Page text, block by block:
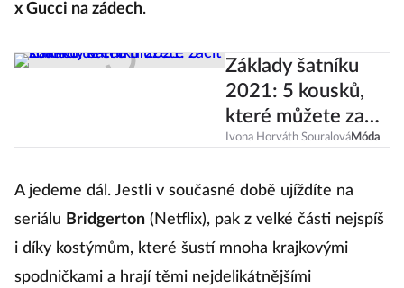
x Gucci na zádech.
Základy šatníku
2021: 5 kousků,
které můžete začít
shánět už teď
Ivona Horváth SouralováMóda
A jedeme dál. Jestli v současné době ujíždíte na
seriálu Bridgerton (Netflix), pak z velké části nejspíš
i díky kostýmům, které šustí mnoha krajkovými
spodničkami a hrají těmi nejdelikátnějšími